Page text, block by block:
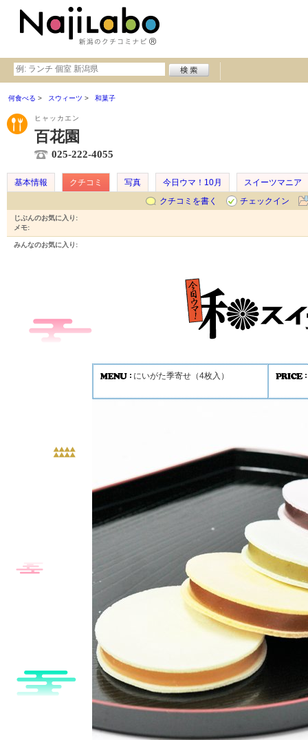
何食べる スウィーツ 和菓子
ヒャッカエン
百花園
025-222-4055
基本情報 クチコミ 写真 今日ウマ！10月
スイーツマニア
クチコミを書く
チェックイン
じぶんのお気に入り:
メモ:
みんなのお気に入り:
にいがた季寄せ（4枚入）